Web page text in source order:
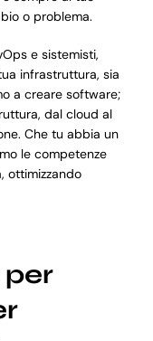
o problema.
e sistemisti,
infrastruttura, sia
a creare software;
dal cloud al
Che tu abbia un
le competenze
ottimizzando
per